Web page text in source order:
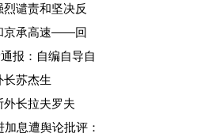
谴责和坚决反
京承高速——回
报：自编自导自
长苏杰生
长拉夫罗夫
息遭舆论批评：